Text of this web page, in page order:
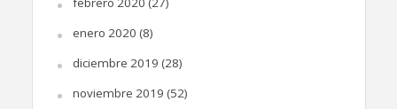
enero 2020 (8)
diciembre 2019 (28)
noviembre 2019 (52)